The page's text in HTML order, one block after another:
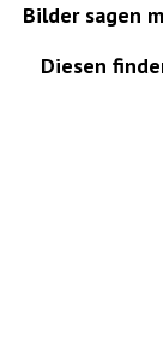
Bilder sagen
Diesen